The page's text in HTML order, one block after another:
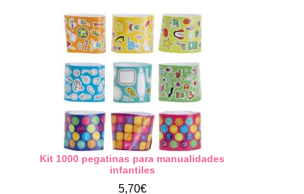
Kit 1000 pegatinas para manualidades
infantiles
5,70€